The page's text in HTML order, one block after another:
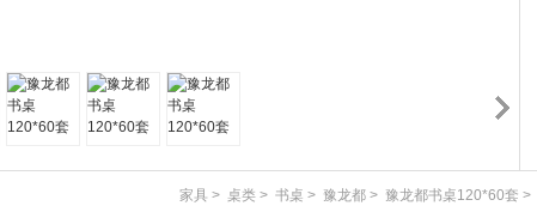
家具 > 桌类 > 书桌 > 豫龙都 > 豫龙都书桌120*60套 >